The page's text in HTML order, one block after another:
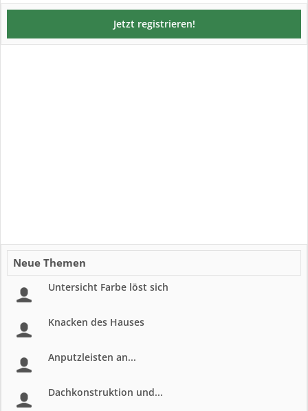
Jetzt registrieren!
Neue Themen
Untersicht Farbe löst sich
Knacken des Hauses
Anputzleisten an...
Dachkonstruktion und...